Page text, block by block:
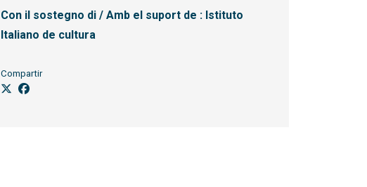
Con il sostegno di / Amb el suport de : Istituto
Italiano de cultura
Compartir